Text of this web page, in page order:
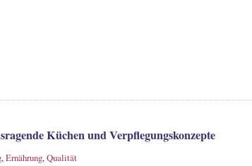
Küchen und Verpflegungskonzepte
,Ernährung,Qualität